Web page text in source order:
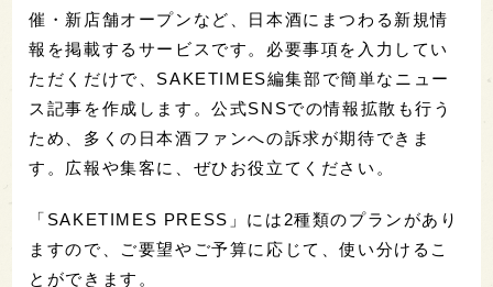
催・新店舗オープンなど、日本酒にまつわる新規情
報を掲載するサービスです。必要事項を入力してい
ただくだけで、SAKETIMES編集部で簡単なニュー
ス記事を作成します。公式SNSでの情報拡散も行う
ため、多くの日本酒ファンへの訴求が期待できま
す。広報や集客に、ぜひお役立てください。
「SAKETIMES PRESS」には2種類のプランがあり
ますので、ご要望やご予算に応じて、使い分けるこ
とができます。